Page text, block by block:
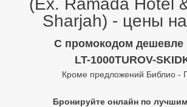
(Ex. Ramada Hotel
Sharjah) - цены
C промокодом дешевле
LT-1000TUROV-
Кроме предложений Библио -
Бронируйте онлайн по
Египет